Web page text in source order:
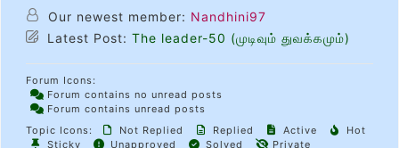
Our newest member: Nandhini97
Latest Post: The leader-50 (முடிவும் துவக்கமும்)
Forum Icons:
Forum contains no unread posts
Forum contains unread posts
Topic Icons:
Not Replied Replied Active
Hot
Sticky
Unapproved Solved Private